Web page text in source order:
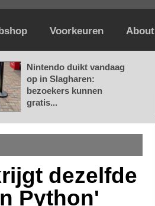
Voorkeuren About
Nintendo duikt vandaag
op in Slagharen:
bezoekers kunnen
gratis...
dezelfde
Python'